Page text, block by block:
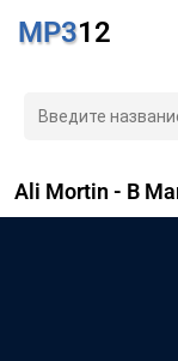
MP312
Ali Mortin - В